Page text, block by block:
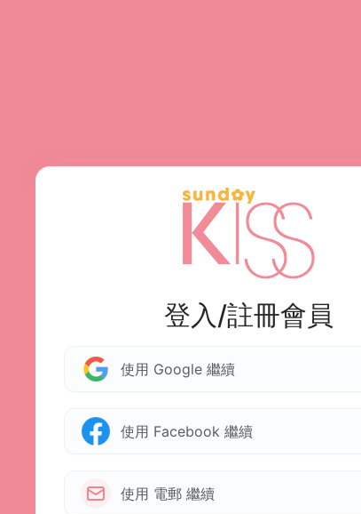
登入/註冊會員
使用 Google 繼續
使用 Facebook 繼續
使用 電郵 繼續